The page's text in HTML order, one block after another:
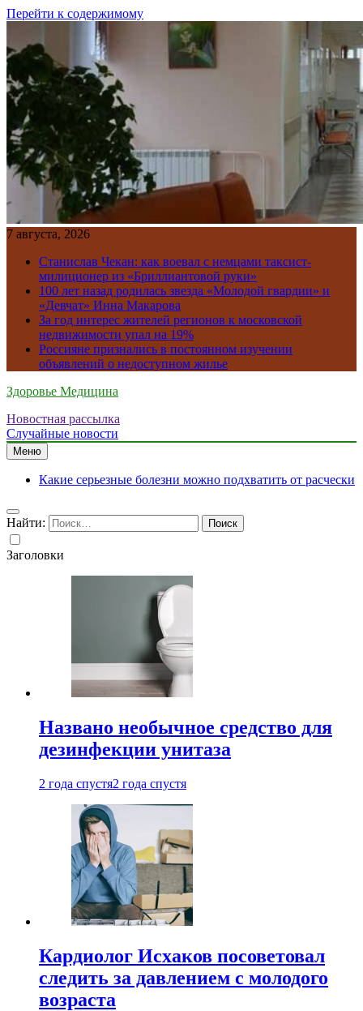
Перейти к содержимому
7 августа, 2026
Станислав Чекан: как воевал с немцами таксист-
милиционер из «Бриллиантовой руки»
100 лет назад родилась звезда «Молодой гвардии» и
«Девчат» Инна Макарова
За год интерес жителей регионов к московской
недвижимости упал на 19%
Россияне признались в постоянном изучении
объявлений о недоступном жилье
Здоровье Медицина
Новостная рассылка
Случайные новости
Меню
Какие серьезные болезни можно подхватить от расчески
Найти:
Заголовки
Названо необычное средство для
дезинфекции унитаза
2 года спустя2 года спустя
Кардиолог Исхаков посоветовал
следить за давлением с молодого
возраста